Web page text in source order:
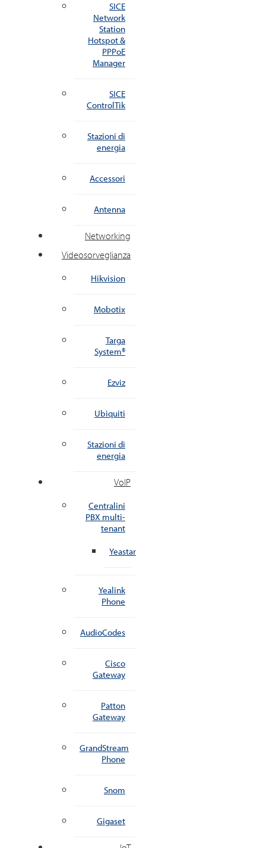
SICE
Network
Station
Hotspot &
PPPoE
Manager
SICE
ControlTik
Stazioni di
energia
Accessori
Antenna
Networking
Videosorveglianza
Hikvision
Mobotix
Targa
System®
Ezviz
Ubiquiti
Stazioni di
energia
VoIP
Centralini
PBX multi-
tenant
Yeastar
Yealink
Phone
AudioCodes
Cisco
Gateway
Patton
Gateway
GrandStream
Phone
Snom
Gigaset